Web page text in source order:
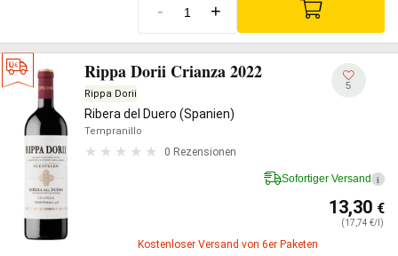
- +
Rippa Dorii Crianza 2022
Rippa Dorii
Ribera del Duero (Spanien)
Tempranillo
0 Rezensionen
5
Sofortiger Versand i
13,30 €
(17,74 €/l)
Kostenloser Versand von 6er Paketen